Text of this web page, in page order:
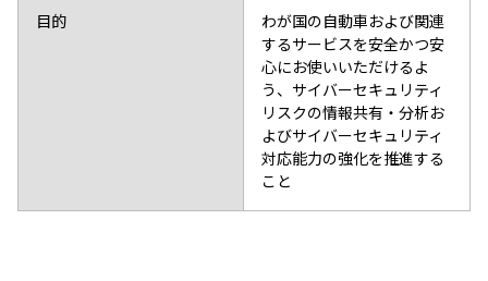
目的
わが国の自動車および関連
するサービスを安全かつ安
心にお使いいただけるよ
う、 サイバーセキュリティ
リスクの情報共有・分析お
よびサイバーセキュリティ
対応能力の強化を推進する
こと